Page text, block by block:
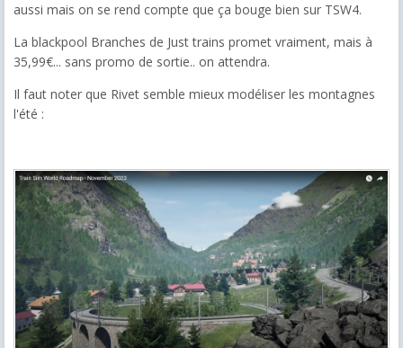
aussi mais on se rend compte que ça bouge bien sur TSW4.
La blackpool Branches de Just trains promet vraiment, mais à
35,99€... sans promo de sortie.. on attendra.
Il faut noter que Rivet semble mieux modéliser les montagnes
l'été :